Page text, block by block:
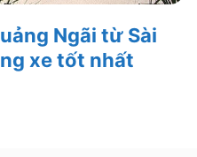
Ngãi từ Sài
xe tốt nhất